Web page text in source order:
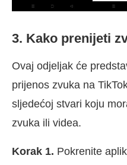
3. Kako prenijeti
Ovaj odjeljak će
prijenos zvuka na
sljedećoj stvari koju
zvuka ili videa.
Korak 1. Pokrenite